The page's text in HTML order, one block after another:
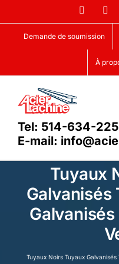
to
content
Facebook
Demande de soumission
À
Tel: 514-634-
E-mail:
Tuyaux
Galvanisés
Tuyaux Noirs Tuyaux